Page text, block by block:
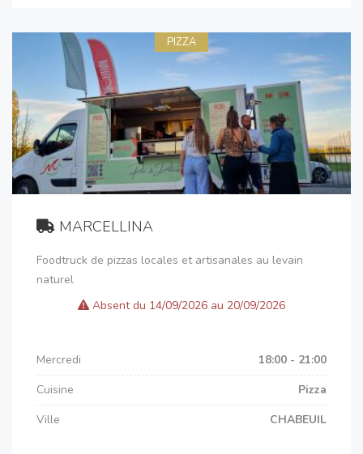
PIZZA
MARCELLINA
Foodtruck de pizzas locales et artisanales au levain
naturel
Absent du 14/09/2026 au 20/09/2026
Mercredi
18:00 - 21:00
Cuisine
Pizza
Ville
CHABEUIL